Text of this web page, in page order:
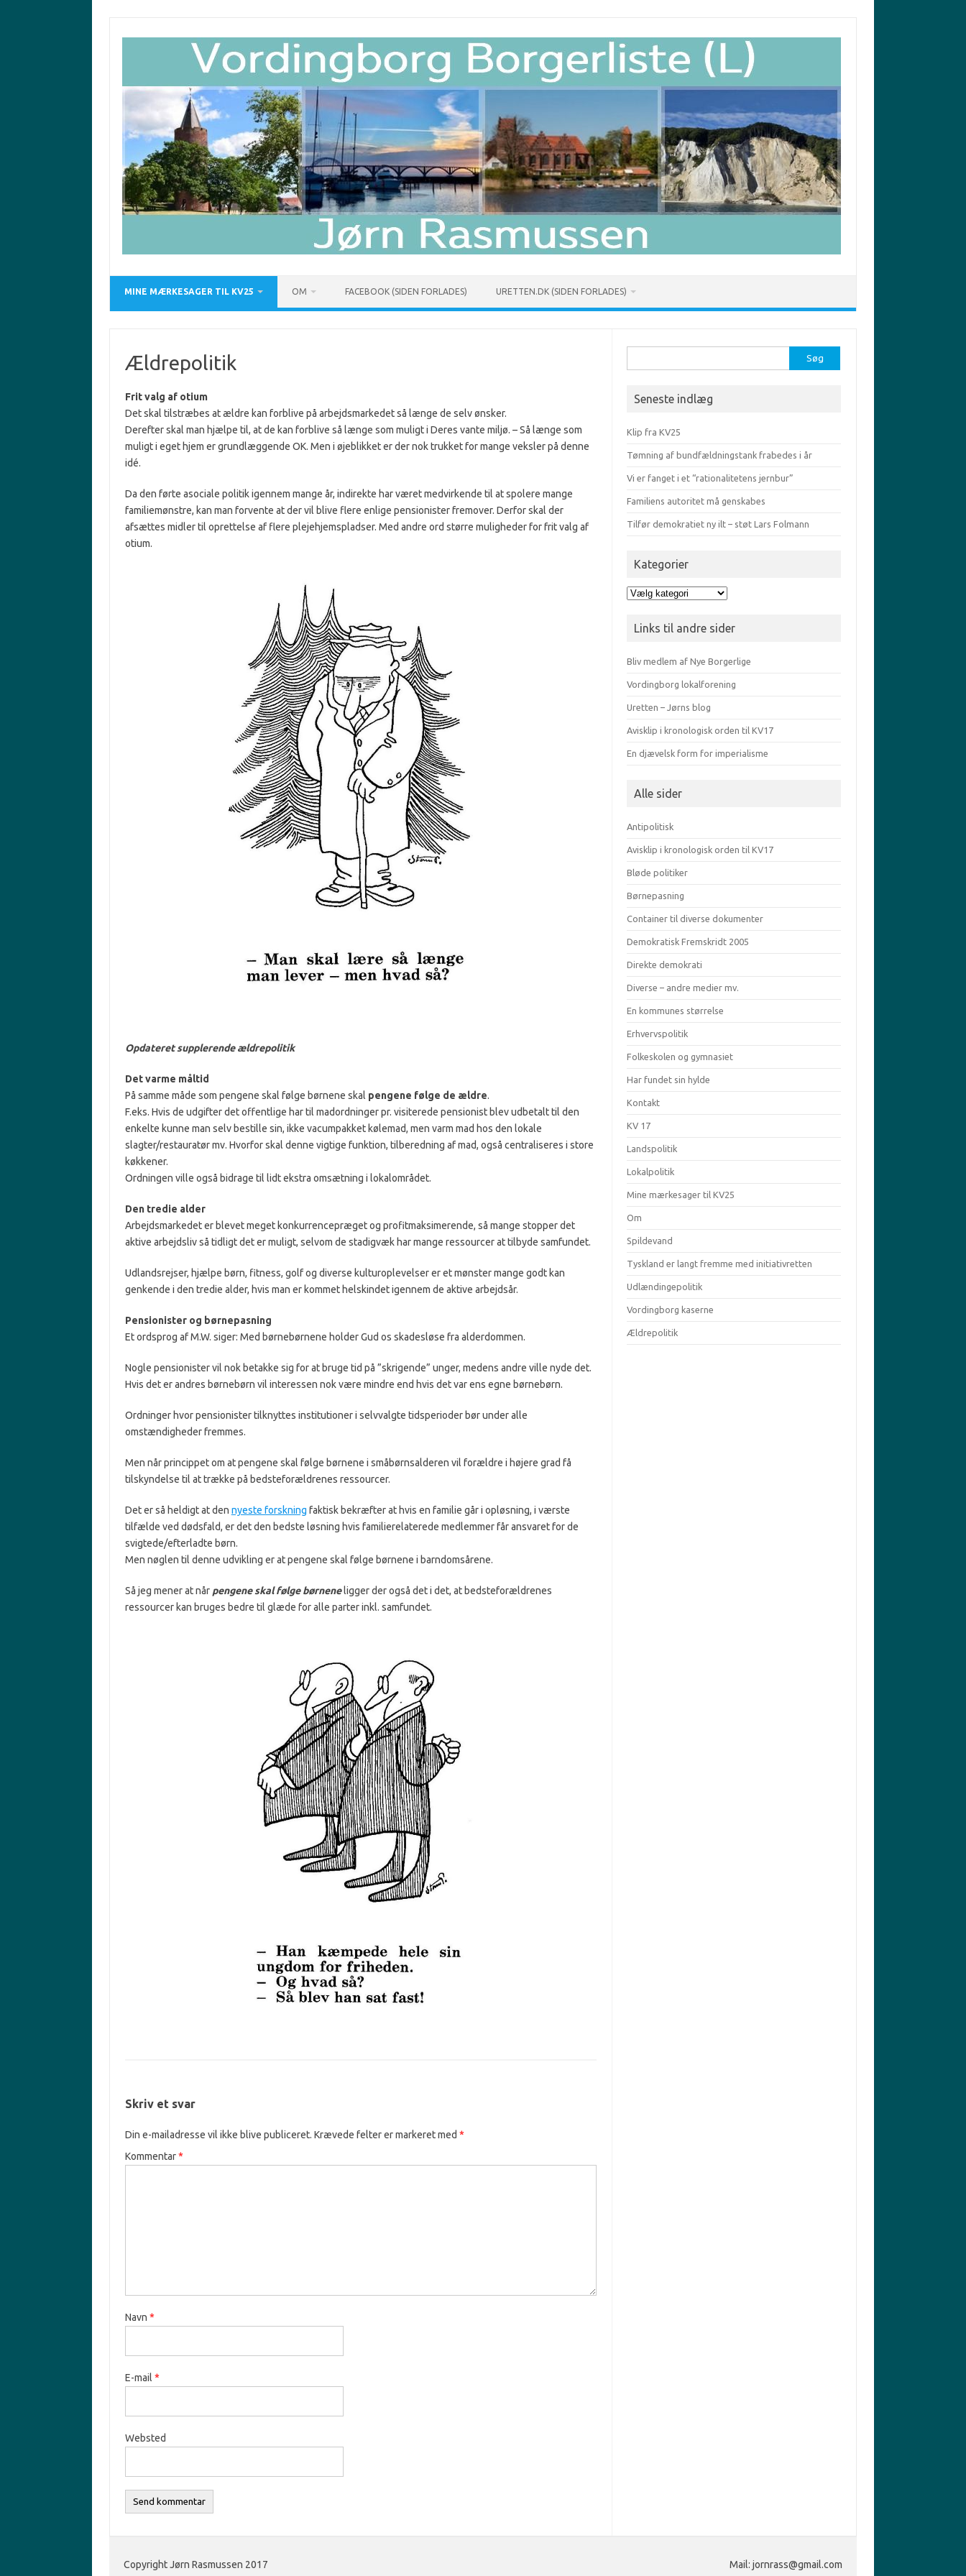
MINE MÆRKESAGER TIL KV25 OM FACEBOOK (SIDEN FORLADES) URETTEN.DK (SIDEN FORLADES)
Ældrepolitik
Frit valg af otium
Det skal tilstræbes at ældre kan forblive på arbejdsmarkedet så længe de selv ønsker.
Derefter skal man hjælpe til, at de kan forblive så længe som muligt i Deres vante miljø. – Så længe som
muligt i eget hjem er grundlæggende OK. Men i øjeblikket er der nok trukket for mange veksler på denne
idé.
Da den førte asociale politik igennem mange år, indirekte har været medvirkende til at spolere mange
familiemønstre, kan man forvente at der vil blive flere enlige pensionister fremover. Derfor skal der
afsættes midler til oprettelse af flere plejehjemspladser. Med andre ord større muligheder for frit valg af
otium.
Opdateret supplerende ældrepolitik
Det varme måltid
På samme måde som pengene skal følge børnene skal pengene følge de ældre.
F.eks. Hvis de udgifter det offentlige har til madordninger pr. visiterede pensionist blev udbetalt til den
enkelte kunne man selv bestille sin, ikke vacumpakket kølemad, men varm mad hos den lokale
slagter/restauratør mv. Hvorfor skal denne vigtige funktion, tilberedning af mad, også centraliseres i store
køkkener.
Ordningen ville også bidrage til lidt ekstra omsætning i lokalområdet.
Den tredie alder
Arbejdsmarkedet er blevet meget konkurrencepræget og profitmaksimerende, så mange stopper det
aktive arbejdsliv så tidligt det er muligt, selvom de stadigvæk har mange ressourcer at tilbyde samfundet.
Udlandsrejser, hjælpe børn, fitness, golf og diverse kulturoplevelser er et mønster mange godt kan
genkende i den tredie alder, hvis man er kommet helskindet igennem de aktive arbejdsår.
Pensionister og børnepasning
Et ordsprog af M.W. siger: Med børnebørnene holder Gud os skadesløse fra alderdommen.
Nogle pensionister vil nok betakke sig for at bruge tid på ”skrigende” unger, medens andre ville nyde det.
Hvis det er andres børnebørn vil interessen nok være mindre end hvis det var ens egne børnebørn.
Ordninger hvor pensionister tilknyttes institutioner i selvvalgte tidsperioder bør under alle
omstændigheder fremmes.
Men når princippet om at pengene skal følge børnene i småbørnsalderen vil forældre i højere grad få
tilskyndelse til at trække på bedsteforældrenes ressourcer.
Det er så heldigt at den nyeste forskning faktisk bekræfter at hvis en familie går i opløsning, i værste
tilfælde ved dødsfald, er det den bedste løsning hvis familierelaterede medlemmer får ansvaret for de
svigtede/efterladte børn.
Men nøglen til denne udvikling er at pengene skal følge børnene i barndomsårene.
Så jeg mener at når pengene skal følge børneneligger der også det i det, at bedsteforældrenes
ressourcer kan bruges bedre til glæde for alle parter inkl. samfundet.
Skriv et svar
Din e-mailadresse vil ikke blive publiceret. Krævede felter er markeret med *
Kommentar*
Navn *
E-mail *
Websted
efter:
Seneste indlæg
Klip fra KV25
Tømning af bundfældningstank frabedes i år
Vi er fanget i et “rationalitetens jernbur”
Familiens autoritet må genskabes
Tilfør demokratiet ny ilt – støt Lars Folmann
Kategorier
Kategorier
Links til andre sider
Bliv medlem af Nye Borgerlige
Vordingborg lokalforening
Uretten – Jørns blog
Avisklip i kronologisk orden til KV17
En djævelsk form for imperialisme
Alle sider
Antipolitisk
Avisklip i kronologisk orden til KV17
Bløde politiker
Børnepasning
Container til diverse dokumenter
Demokratisk Fremskridt 2005
Direkte demokrati
Diverse – andre medier mv.
En kommunes størrelse
Erhvervspolitik
Folkeskolen og gymnasiet
Har fundet sin hylde
Kontakt
KV 17
Landspolitik
Lokalpolitik
Mine mærkesager til KV25
Om
Spildevand
Tyskland er langt fremme med initiativretten
Udlændingepolitik
Vordingborg kaserne
Ældrepolitik
Copyright Jørn Rasmussen 2017 Mail: jornrass@gmail.com